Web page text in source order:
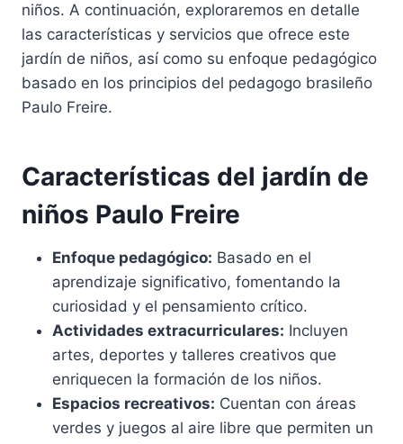
niños. A continuación, exploraremos en detalle
las características y servicios que ofrece este
jardín de niños, así como su enfoque pedagógico
basado en los principios del pedagogo brasileño
Paulo Freire.
Características del jardín de
niños Paulo Freire
Enfoque pedagógico: Basado en el
aprendizaje significativo, fomentando la
curiosidad y el pensamiento crítico.
Actividades extracurriculares: Incluyen
artes, deportes y talleres creativos que
enriquecen la formación de los niños.
Espacios recreativos: Cuentan con áreas
verdes y juegos al aire libre que permiten un